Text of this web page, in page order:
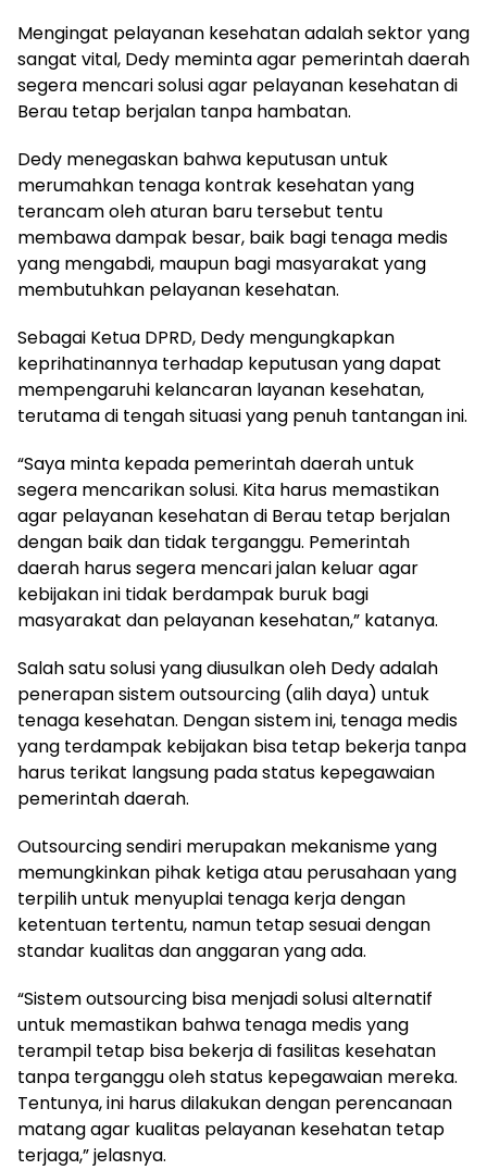
Mengingat pelayanan kesehatan adalah sektor yang
sangat vital, Dedy meminta agar pemerintah daerah
segera mencari solusi agar pelayanan kesehatan di
Berau tetap berjalan tanpa hambatan.
Dedy menegaskan bahwa keputusan untuk
merumahkan tenaga kontrak kesehatan yang
terancam oleh aturan baru tersebut tentu
membawa dampak besar, baik bagi tenaga medis
yang mengabdi, maupun bagi masyarakat yang
membutuhkan pelayanan kesehatan.
Sebagai Ketua DPRD, Dedy mengungkapkan
keprihatinannya terhadap keputusan yang dapat
mempengaruhi kelancaran layanan kesehatan,
terutama di tengah situasi yang penuh tantangan ini.
“Saya minta kepada pemerintah daerah untuk
segera mencarikan solusi. Kita harus memastikan
agar pelayanan kesehatan di Berau tetap berjalan
dengan baik dan tidak terganggu. Pemerintah
daerah harus segera mencari jalan keluar agar
kebijakan ini tidak berdampak buruk bagi
masyarakat dan pelayanan kesehatan,” katanya.
Salah satu solusi yang diusulkan oleh Dedy adalah
penerapan sistem outsourcing (alih daya) untuk
tenaga kesehatan. Dengan sistem ini, tenaga medis
yang terdampak kebijakan bisa tetap bekerja tanpa
harus terikat langsung pada status kepegawaian
pemerintah daerah.
Outsourcing sendiri merupakan mekanisme yang
memungkinkan pihak ketiga atau perusahaan yang
terpilih untuk menyuplai tenaga kerja dengan
ketentuan tertentu, namun tetap sesuai dengan
standar kualitas dan anggaran yang ada.
“Sistem outsourcing bisa menjadi solusi alternatif
untuk memastikan bahwa tenaga medis yang
terampil tetap bisa bekerja di fasilitas kesehatan
tanpa terganggu oleh status kepegawaian mereka.
Tentunya, ini harus dilakukan dengan perencanaan
matang agar kualitas pelayanan kesehatan tetap
terjaga,” jelasnya.